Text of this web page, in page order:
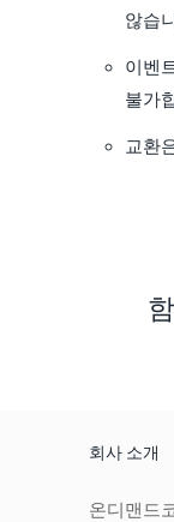
않습
이벤
불가
교환
회사 소개
온디맨드